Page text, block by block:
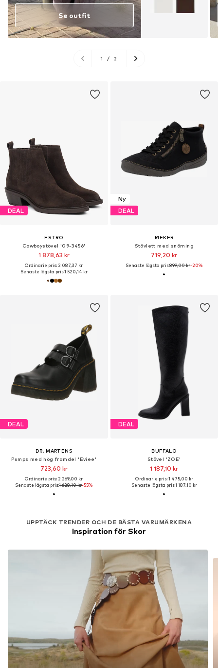
Se outfit
1 / 2
DEAL
ESTRO
Cowboystövel '09-3456'
1 878,63 kr
Ordinarie pris: 2 087,37 kr
Senaste lägsta pris:1 520,14 kr
Ny
DEAL
RIEKER
Stövlett med snörning
719,20 kr
Senaste lägsta pris:899,00 kr-20%
DEAL
DR. MARTENS
Pumps med hög framdel 'Eviee'
723,60 kr
Ordinarie pris: 2 269,00 kr
Senaste lägsta pris:1 628,10 kr-55%
DEAL
BUFFALO
Stövel 'ZOE'
1 187,10 kr
Ordinarie pris: 1 475,00 kr
Senaste lägsta pris:1 187,10 kr
UPPTÄCK TRENDER OCH DE BÄSTA VARUMÄRKENA
Inspiration för Skor